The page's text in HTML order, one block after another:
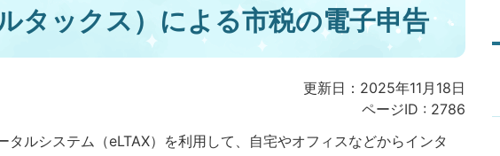
タックス）による市税の電子申告
更新日：2025年11月18日
ページID : 2786
タルシステム（eLTAX）を利用して、自宅やオフィスなどからインタ